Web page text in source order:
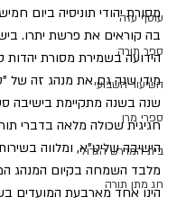
עוטף עזה
ספר תורה
השיעור השבועי
ספרי מרן
בית המדרש הגדול
חג מתן תורה
מסורת יהודי תוניסיה ביום
בה קוראים את פרשת יתרו.
הידועה בשמירת מסורת יהדות
מידי שנה גם את מנהג זה של
שנה בשנה מתקיימת בישיבה
חגיגית שכולה מלאה בדברי
הישיבה שליט”א, ומלווה
מלבד השמחה בקיום המנהג
הינו אחד מארבעת המועדים